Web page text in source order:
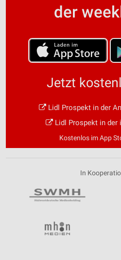
der
Jetzt
Lidl Prospekt in der
Lidl Prospekt in der
Kostenlos im App
In